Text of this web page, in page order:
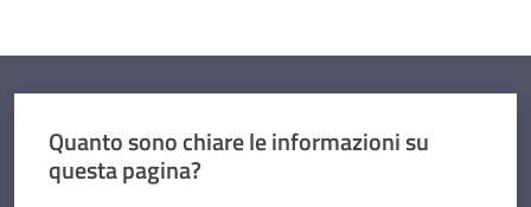
Quanto sono chiare le informazioni su
questa pagina?